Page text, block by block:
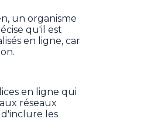
un organisme
qu'il est
en ligne, car
en ligne qui
réseaux
les